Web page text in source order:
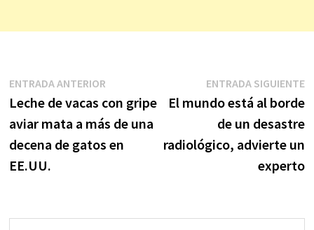
Navegación
de
entradas
ENTRADA ANTERIOREntrada
anterior:
Leche de vacas con gripe
aviar mata a más de una
decena de gatos en
EE.UU.
ENTRADA SIGUIENTE
El mundo está al borde
de un desastre
radiológico, advierte un
experto